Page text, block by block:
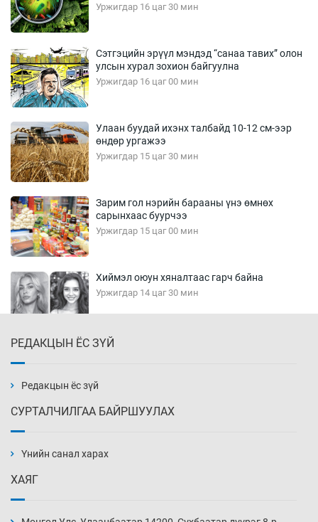
Уржигдар 16 цаг 30 мин
Сэтгэцийн эрүүл мэндэд “санаа тавих” олон
улсын хурал зохион байгуулна
Уржигдар 16 цаг 00 мин
Улаан буудай ихэнх талбайд 10-12 см-ээр
өндөр ургажээ
Уржигдар 15 цаг 30 мин
Зарим гол нэрийн барааны үнэ өмнөх
сарынхаас буурчээ
Уржигдар 15 цаг 00 мин
Хиймэл оюун хяналтаас гарч байна
Уржигдар 14 цаг 30 мин
Уржигдар 14 цаг 00 мин
нэмэгджээ
РЕДАКЦЫН ЁС ЗҮЙ
Редакцын ёс зүй
СУРТАЛЧИЛГАА БАЙРШУУЛАХ
Үнийн санал харах
ХАЯГ